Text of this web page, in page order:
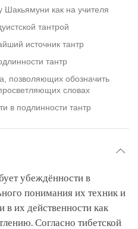
Шакьямуни как на учителя
тантрой
источник тантр
тантр
позволяющих обозначить
словах
в подлинности тантр
убеждённости в
понимания их техник и
в их действенности как
Согласно тибетской